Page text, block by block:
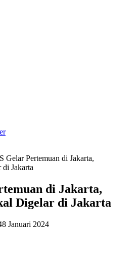
Gelar Pertemuan di Jakarta,
Jakarta
di Jakarta,
Digelar di Jakarta
8 Januari 2024